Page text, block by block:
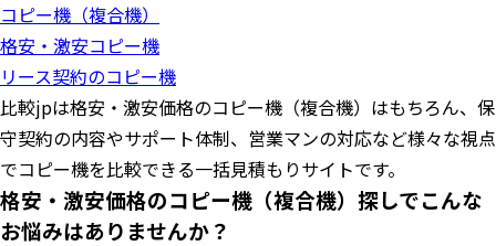
コピー機（複合機）
格安・激安コピー機
リース契約のコピー機
比較jpは格安・激安価格のコピー機（複合機）はもちろん、保
守契約の内容やサポート体制、営業マンの対応など様々な視点
でコピー機を比較できる一括見積もりサイトです。
格安・激安価格のコピー機（複合機）探しでこんな
お悩みはありませんか？